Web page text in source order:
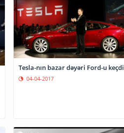
Tesla-nın bazar dəyəri Ford-u keçdi
04-04-2017